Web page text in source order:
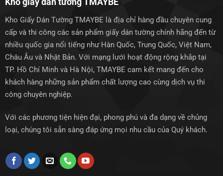
Kho Giấy Dán Tường TMAYBE là địa chỉ hàng đầu chuyên cung
cấp và thi công các sản phẩm giấy dán tường chính hãng đến từ
nhiều quốc gia nổi tiếng như Hàn Quốc, Trung Quốc, Việt Nam,
Châu Âu và Nhật Bản. Với mạng lưới hoạt động rộng khắp tại
TP. Hồ Chí Minh và Hà Nội, TMAYBE cam kết mang đến cho
khách hàng những sản phẩm chất lượng cao cùng dịch vụ thi
công chuyên nghiệp.
Với các phương tiện hiện đại, phong phú và đa dạng về chủng
loại, chúng tôi sẵn sàng đáp ứng mọi nhu cầu của Quý khách.